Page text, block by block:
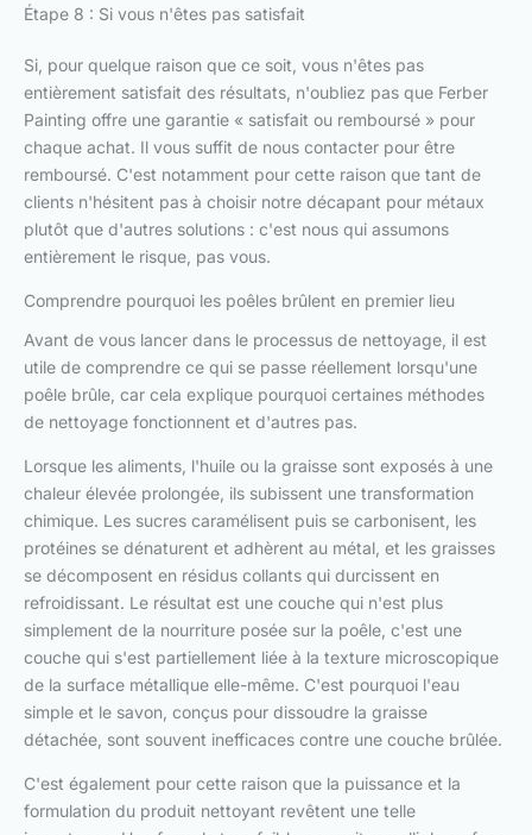
Étape 8 : Si vous n'êtes pas satisfait
Si, pour quelque raison que ce soit, vous n'êtes pas
entièrement satisfait des résultats, n'oubliez pas que Ferber
Painting offre une garantie « satisfait ou remboursé » pour
chaque achat. Il vous suffit de nous contacter pour être
remboursé. C'est notamment pour cette raison que tant de
clients n'hésitent pas à choisir notre décapant pour métaux
plutôt que d'autres solutions : c'est nous qui assumons
entièrement le risque, pas vous.
Comprendre pourquoi les poêles brûlent en premier lieu
Avant de vous lancer dans le processus de nettoyage, il est
utile de comprendre ce qui se passe réellement lorsqu'une
poêle brûle, car cela explique pourquoi certaines méthodes
de nettoyage fonctionnent et d'autres pas.
Lorsque les aliments, l'huile ou la graisse sont exposés à une
chaleur élevée prolongée, ils subissent une transformation
chimique. Les sucres caramélisent puis se carbonisent, les
protéines se dénaturent et adhèrent au métal, et les graisses
se décomposent en résidus collants qui durcissent en
refroidissant. Le résultat est une couche qui n'est plus
simplement de la nourriture posée sur la poêle, c'est une
couche qui s'est partiellement liée à la texture microscopique
de la surface métallique elle-même. C'est pourquoi l'eau
simple et le savon, conçus pour dissoudre la graisse
détachée, sont souvent inefficaces contre une couche brûlée.
C'est également pour cette raison que la puissance et la
formulation du produit nettoyant revêtent une telle